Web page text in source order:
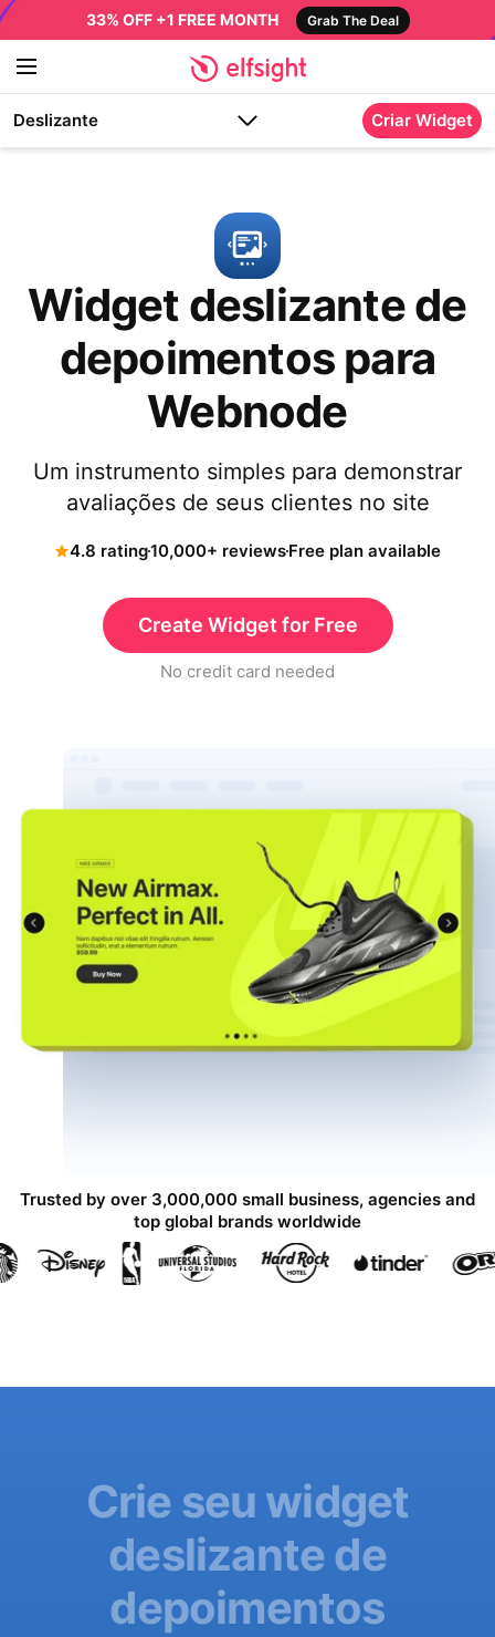
33% OFF +1 FREE MONTH Grab The Deal
Deslizante Criar Widget
Widget deslizante de
depoimentos para
Webnode
Um instrumento simples para demonstrar
avaliações de seus clientes no site
4.8 rating10,000+ reviewsFree plan available
Create Widget for Free
No credit card needed
Trusted by over 3,000,000 small business, agencies and
top global brands worldwide
Crie seu widget
deslizante de
depoimentos